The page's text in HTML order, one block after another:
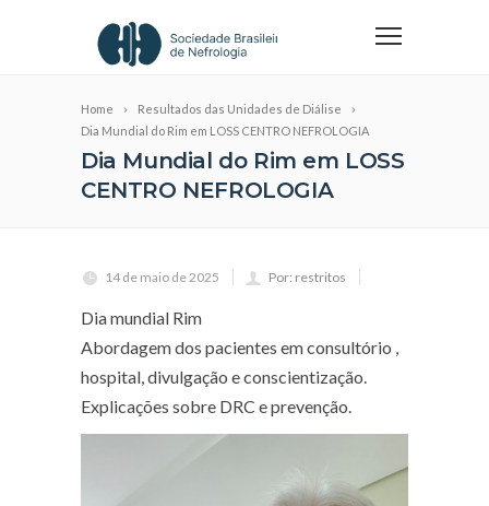
Home
Resultados das Unidades de Diálise
Dia Mundial do Rim em LOSS CENTRO NEFROLOGIA
Dia Mundial do Rim em LOSS
CENTRO NEFROLOGIA
14 de maio de 2025 Por: restritos
Dia mundial Rim
Abordagem dos pacientes em consultório ,
hospital, divulgação e conscientização.
Explicações sobre DRC e prevenção.